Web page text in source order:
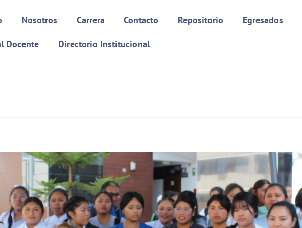
Nosotros Carrera Contacto Repositorio Egresados
Docente Directorio Institucional